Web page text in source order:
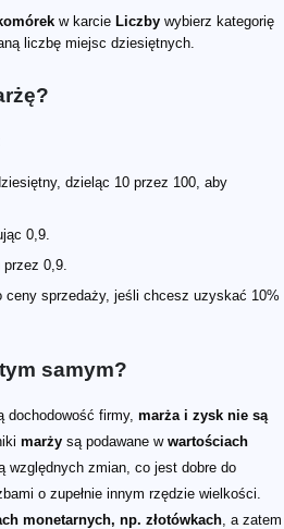
w karcie Liczby wybierz kategorię
liczbę miejsc dziesiętnych.
dzieląc 10 przez 100, aby
0,9.
0,9.
ceny sprzedaży, jeśli chcesz uzyskać 10%
samym?
dochodowość firmy, marża i zysk nie są
marży są podawane w wartościach
względnych zmian, co jest dobre do
o zupełnie innym rzędzie wielkości.
monetarnych, np. złotówkach , a zatem